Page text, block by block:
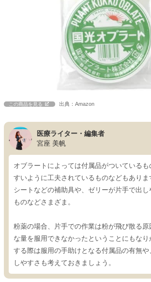
この商品を見る 出典：Amazon
医療ライター・編集者
宮座 美帆
オブラートによっては付属品がついている
すいように工夫されているものなどもあり
シートなどの補助具や、ゼリーが片手で出し
ものなどさまざま。
粉薬の場合、片手での作業は粉が飛び散る
な量を服用できなかったということにもなり
する際は服用の手助けとなる付属品の有無
しやすさも考えておきましょう。